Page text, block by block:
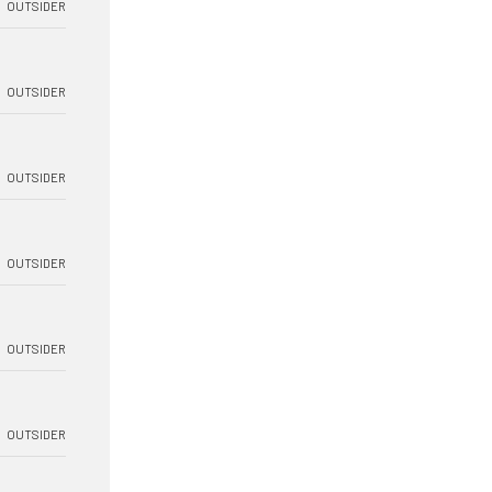
OUTSIDER
OUTSIDER
OUTSIDER
OUTSIDER
OUTSIDER
OUTSIDER